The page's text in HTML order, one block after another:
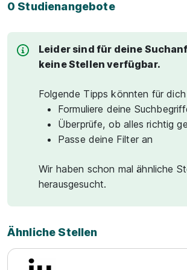
0 Studienangebote
Leider sind für deine
keine Stellen verfügbar.
Folgende Tipps könnten für
Formuliere deine
Überprüfe, ob alles richtig
Passe deine Filter an
Wir haben schon mal ähnliche
herausgesucht.
Ähnliche Stellen